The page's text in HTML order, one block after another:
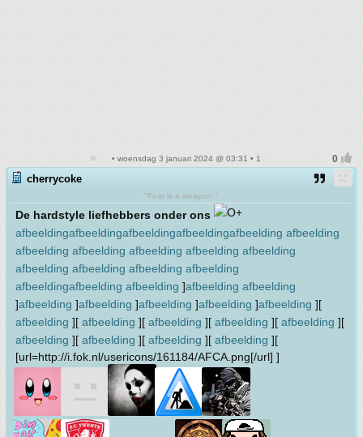
• woensdag 3 januari 2024 @ 03:31 • 1
cherrycoke
"Fear is a weapon."
De hardstyle liefhebbers onder ons
afbeeldingafbeeldingafbeeldingafbeeldingafbeelding afbeelding
afbeelding afbeelding afbeelding afbeelding afbeelding
afbeelding afbeelding afbeelding afbeelding
afbeeldingafbeelding afbeelding ]afbeelding afbeelding
]afbeelding ]afbeelding ]afbeelding ]afbeelding ]afbeelding ][
afbeelding ][ afbeelding ][ afbeelding ][ afbeelding ][ afbeelding ][
afbeelding ][ afbeelding ][ afbeelding ][ afbeelding ][
[url=http://i.fok.nl/usericons/161184/AFCA.png[/url] ]